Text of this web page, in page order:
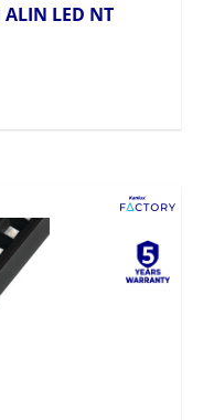
LED NT